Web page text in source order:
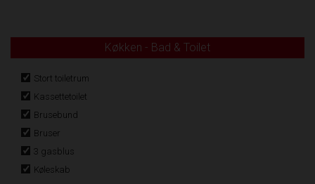
Køkken - Bad & Toilet
Stort toiletrum
Kassettetoilet
Brusebund
Bruser
3 gasblus
Køleskab